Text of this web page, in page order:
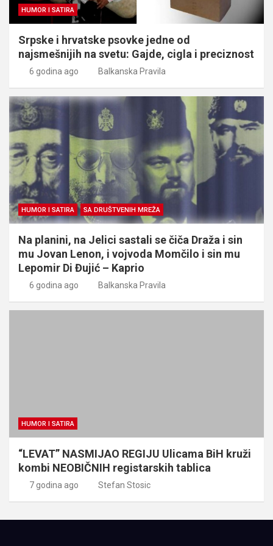
HUMOR I SATIRA
Srpske i hrvatske psovke jedne od
najsmešnijih na svetu: Gajde, cigla i preciznost
6 godina ago Balkanska Pravila
HUMOR I SATIRA SA DRUŠTVENIH MREŽA
Na planini, na Jelici sastali se čiča Draža i sin
mu Jovan Lenon, i vojvoda Momčilo i sin mu
Lepomir Di Đujić – Kaprio
6 godina ago Balkanska Pravila
HUMOR I SATIRA
“LEVAT” NASMIJAO REGIJU Ulicama BiH kruži
kombi NEOBIČNIH registarskih tablica
7 godina ago Stefan Stosic